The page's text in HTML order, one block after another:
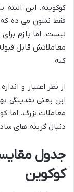
کوکوینه. این
فقط نشون می ده که
نیست. اما بازم
معاملاتش قابل
کنه.
از نظر اعتبار و اندازه
این یعنی نقدینگی
معاملات بزرگ. اما
دنبال گزینه های
جدول
کوکوین